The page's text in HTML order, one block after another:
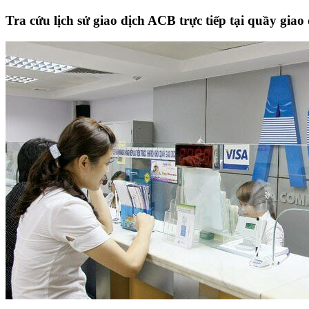
Tra cứu lịch sử giao dịch ACB trực tiếp tại quầy giao